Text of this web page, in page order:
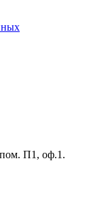
пом. П1, оф.1.